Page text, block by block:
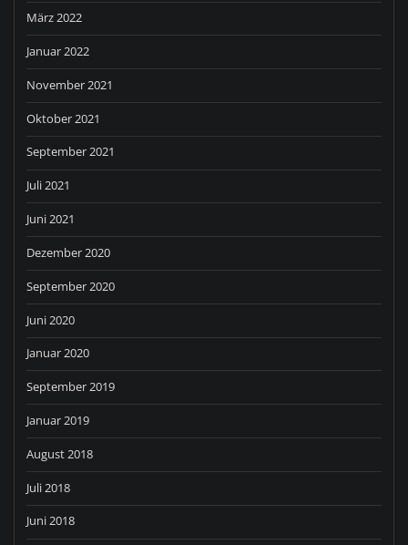
März 2022
Januar 2022
November 2021
Oktober 2021
September 2021
Juli 2021
Juni 2021
Dezember 2020
September 2020
Juni 2020
Januar 2020
September 2019
Januar 2019
August 2018
Juli 2018
Juni 2018